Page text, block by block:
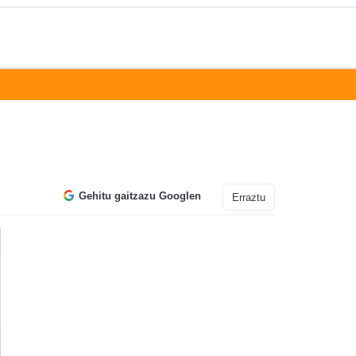
Gehitu gaitzazu Googlen Erraztu